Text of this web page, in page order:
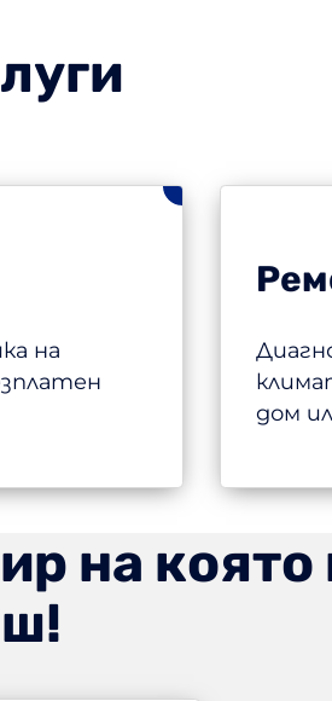
на
дом
на